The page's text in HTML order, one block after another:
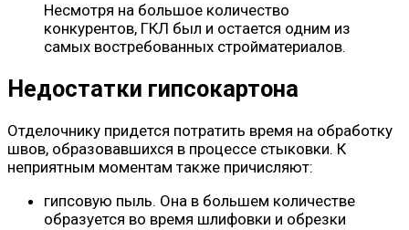
Несмотря на большое количество
конкурентов, ГКЛ был и остается одним из
самых востребованных стройматериалов.
Недостатки гипсокартона
Отделочнику придется потратить время на обработку
швов, образовавшихся в процессе стыковки. К
неприятным моментам также причисляют:
гипсовую пыль. Она в большем количестве
образуется во время шлифовки и обрезки